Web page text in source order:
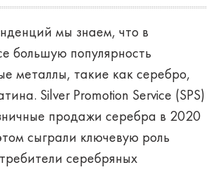
мы знаем, что в
большую популярность
металлы, такие как серебро,
Silver Promotion Service (SPS)
продажи серебра в 2020
сыграли ключевую роль
серебряных